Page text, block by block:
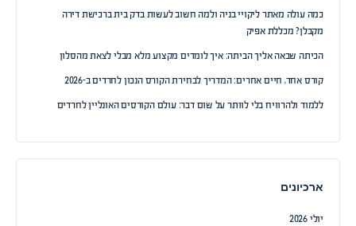
כמה עולה מאתר ליקויי בניה ולמה חשוב לעשות בדק בית ברכישת דירה
מקבלן? מכללת אפיק
הכיתה שבאה אליך הביתה: איך לומדים מקצוע מלא מבלי לצאת מהסלון
קורס אחד, חיים אחרים: המדריך לבחירת הקורס הנכון לחרדים ב-2026
ללמוד ולהרוויח בלי לוותר על שום דבר: עולם הקורסים האונליין לחרדים
ארכיונים
יולי 2026